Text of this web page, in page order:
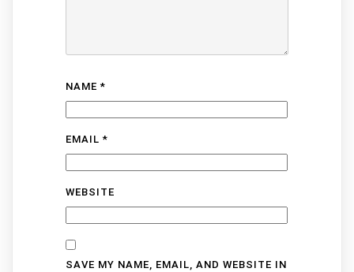
NAME *
EMAIL *
WEBSITE
SAVE MY NAME, EMAIL, AND WEBSITE IN